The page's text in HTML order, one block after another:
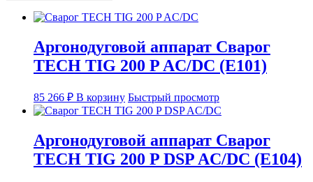
Аргонодуговой аппарат Сварог
TECH TIG 200 P AC/DC (E101)
85 266 ₽ В корзину Быстрый просмотр
Аргонодуговой аппарат Сварог
TECH TIG 200 P DSP AC/DC (E104)